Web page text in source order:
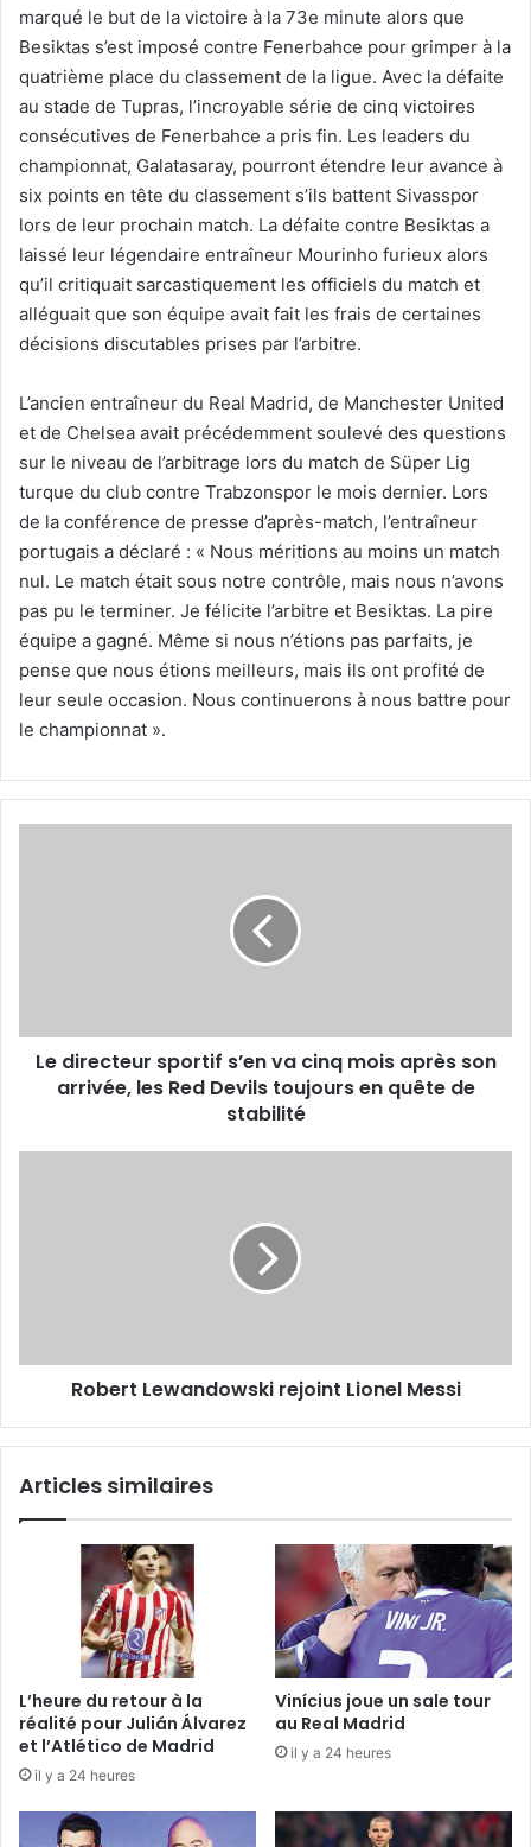
marqué le but de la victoire à la 73e minute alors que
Besiktas s’est imposé contre Fenerbahce pour grimper à la
quatrième place du classement de la ligue. Avec la défaite
au stade de Tupras, l’incroyable série de cinq victoires
consécutives de Fenerbahce a pris fin. Les leaders du
championnat, Galatasaray, pourront étendre leur avance à
six points en tête du classement s’ils battent Sivasspor
lors de leur prochain match. La défaite contre Besiktas a
laissé leur légendaire entraîneur Mourinho furieux alors
qu’il critiquait sarcastiquement les officiels du match et
alléguait que son équipe avait fait les frais de certaines
décisions discutables prises par l’arbitre.
L’ancien entraîneur du Real Madrid, de Manchester United
et de Chelsea avait précédemment soulevé des questions
sur le niveau de l’arbitrage lors du match de Süper Lig
turque du club contre Trabzonspor le mois dernier. Lors
de la conférence de presse d’après-match, l’entraîneur
portugais a déclaré : « Nous méritions au moins un match
nul. Le match était sous notre contrôle, mais nous n’avons
pas pu le terminer. Je félicite l’arbitre et Besiktas. La pire
équipe a gagné. Même si nous n’étions pas parfaits, je
pense que nous étions meilleurs, mais ils ont profité de
leur seule occasion. Nous continuerons à nous battre pour
le championnat ».
son
arrivée,
Le directeur sportif s’en va cinq mois après son
arrivée, les Red Devils toujours en quête de
stabilité
Robert Lewandowski rejoint Lionel Messi
Articles similaires
L’heure du retour à la
réalité pour Julián Álvarez
et l’Atlético de Madrid
il y a 24 heures
Vinícius joue un sale tour
au Real Madrid
il y a 24 heures